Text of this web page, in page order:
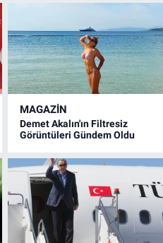
MAGAZİN
Demet Akalın'ın Filtresiz
Görüntüleri Gündem Oldu